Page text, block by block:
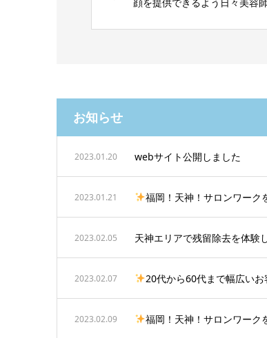
お知らせ
2023.01.20 webサイト公開しました
2023.01.21 福岡！天神！サロンワーク
2023.02.05 天神エリアで残留除去を体験
2023.02.07 20代から60代まで幅広いお
2023.02.09 福岡！天神！サロンワーク